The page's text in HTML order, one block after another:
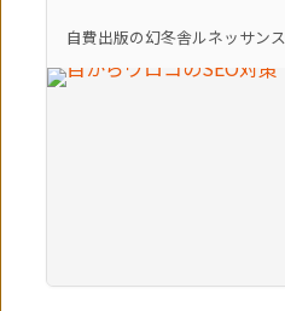
自費出版の幻冬舎ルネッサンス